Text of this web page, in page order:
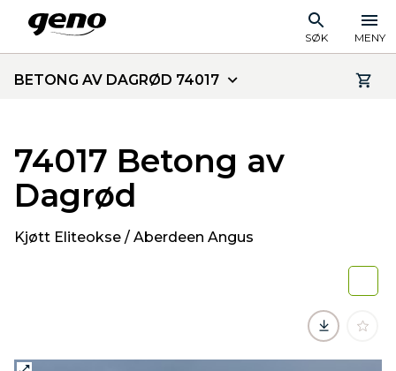
SØK MENY
BETONG AV DAGRØD 74017
74017 Betong av
Dagrød
Kjøtt Eliteokse / Aberdeen Angus